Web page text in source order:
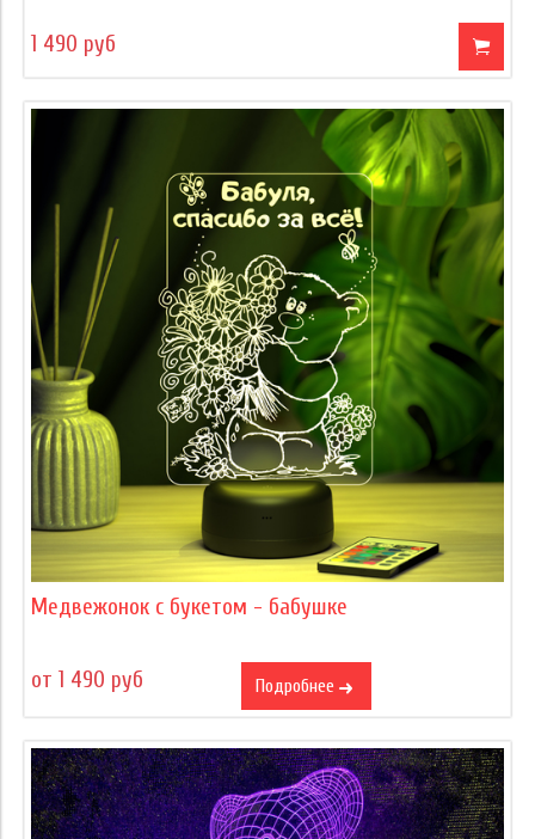
1 490 руб
Медвежонок с букетом - бабушке
от 1 490 руб Подробнее